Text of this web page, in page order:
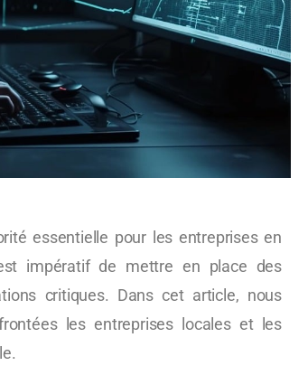
essentielle pour les entreprises en
impératif de mettre en place des
critiques. Dans cet article, nous
les entreprises locales et les